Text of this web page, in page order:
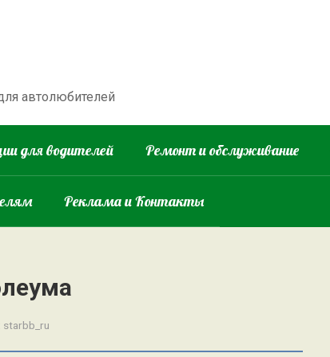
автолюбителей
для водителей Ремонт и обслуживание
Реклама и Контакты
starbb_ru